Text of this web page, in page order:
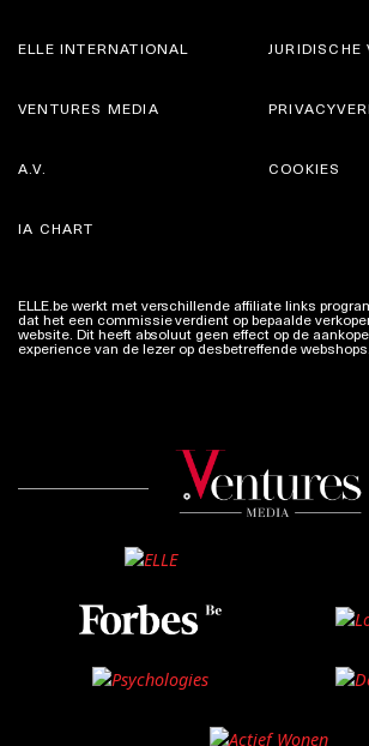
ELLE INTERNATIONAL
VENTURES MEDIA
JURIDISCHE
A.V.
IA CHART
COOKIES
ELLE.be werkt met verschillende affiliate links
dat het een commissie verdient op bepaalde
website. Dit heeft absoluut geen effect op de
experience van de lezer op desbetreffende webshops.